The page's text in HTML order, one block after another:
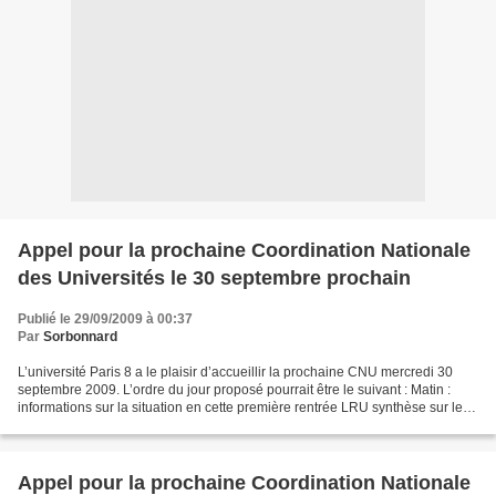
Appel pour la prochaine Coordination Nationale
des Universités le 30 septembre prochain
Publié le 29/09/2009 à 00:37
Par Sorbonnard
L’université Paris 8 a le plaisir d’accueillir la prochaine CNU mercredi 30
septembre 2009. L’ordre du jour proposé pourrait être le suivant : Matin :
informations sur la situation en cette première rentrée LRU synthèse sur les
Appel pour la prochaine Coordination Nationale